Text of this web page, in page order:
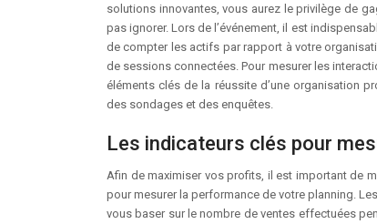
solutions innovantes, vous aurez le privilège de
pas ignorer. Lors de l’événement, il est
de compter les actifs par rapport à votre
de sessions connectées. Pour mesurer les
éléments clés de la réussite d’une organisation
des sondages et des enquêtes.
Les indicateurs clés pour
Afin de maximiser vos profits, il est important de
pour mesurer la performance de votre planning.
vous baser sur le nombre de ventes effectuées